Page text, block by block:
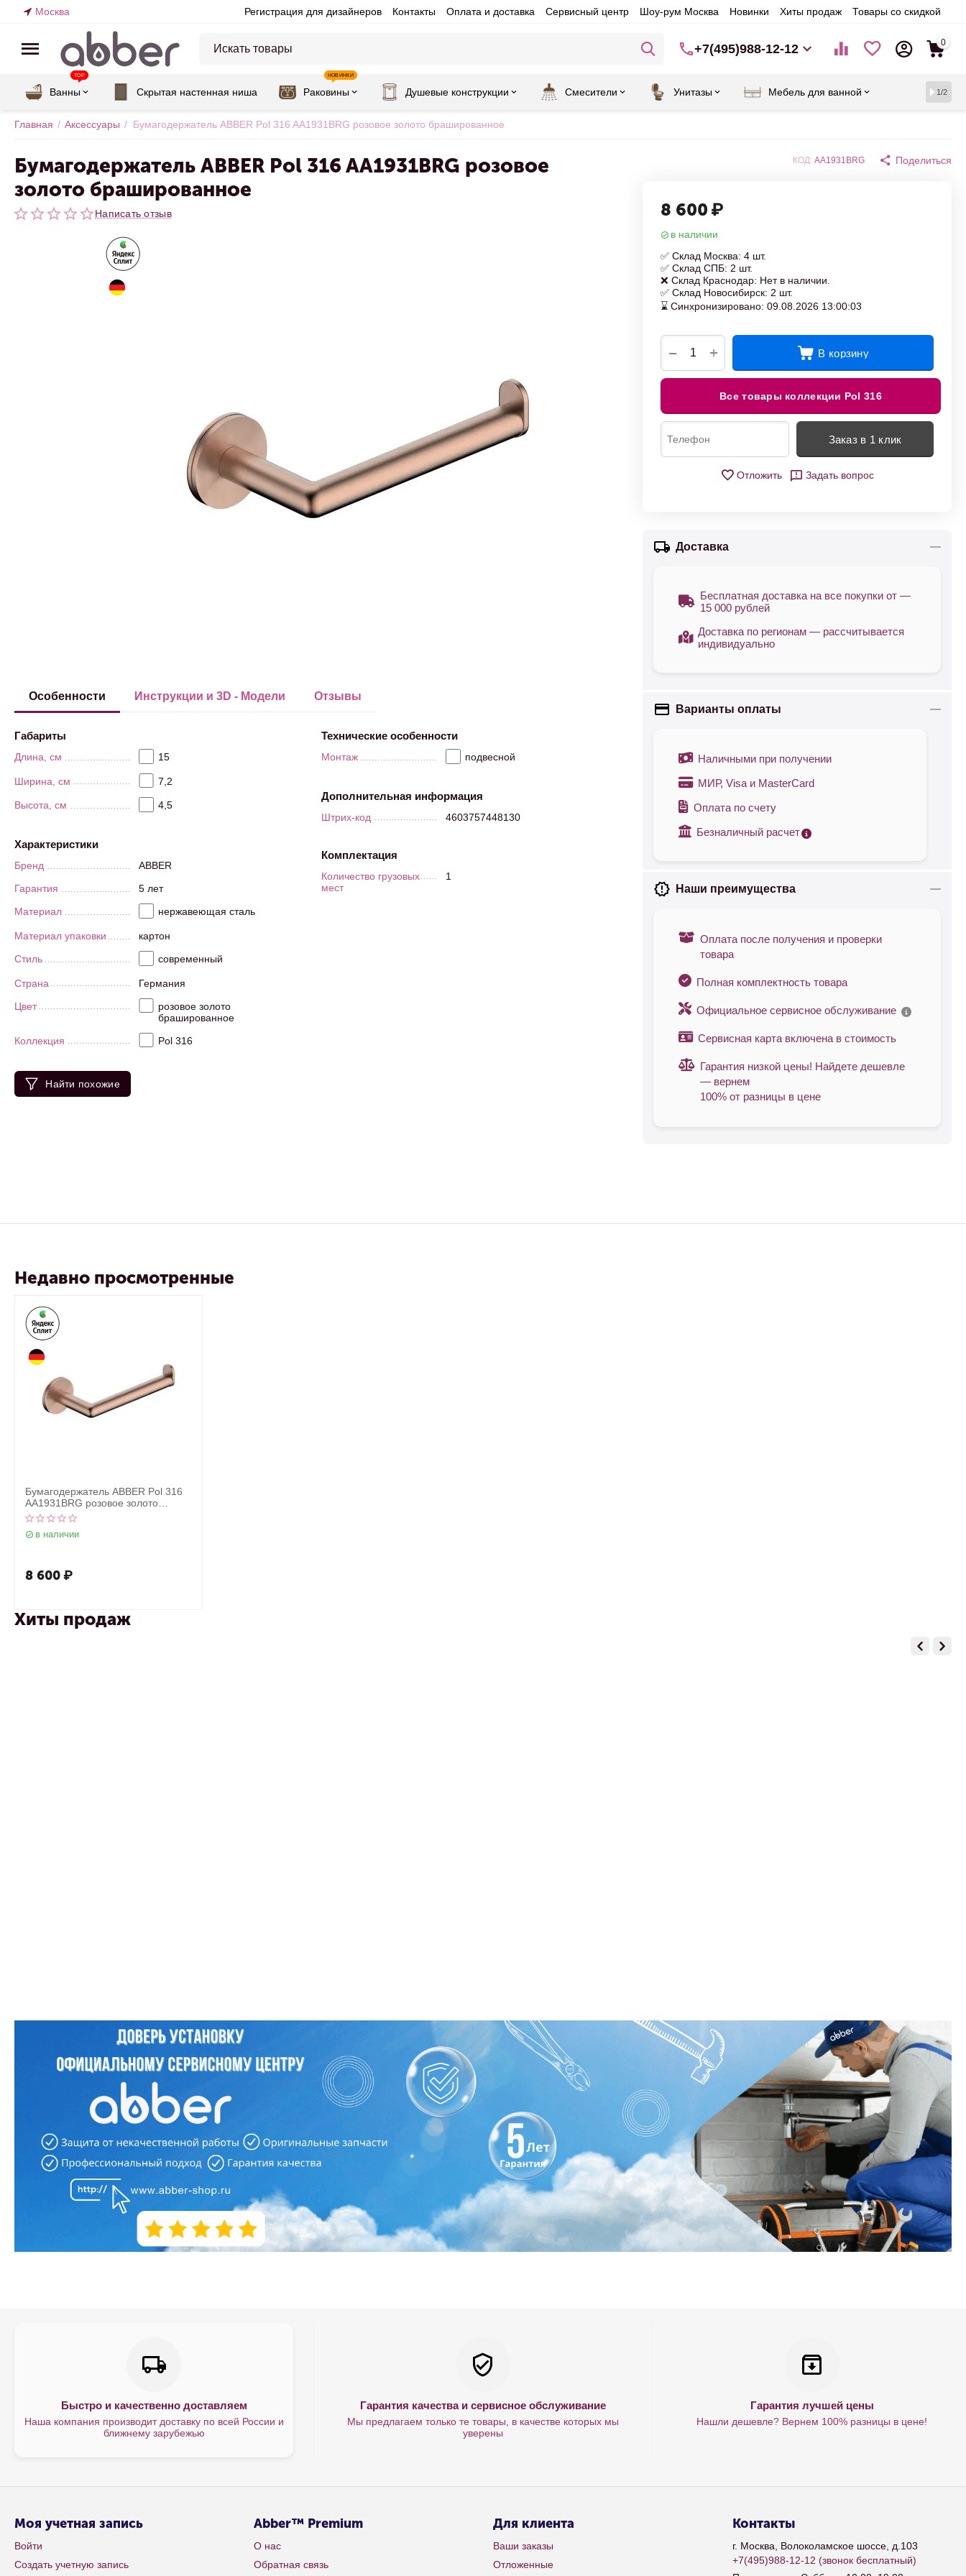
Москва Регистрация для дизайнеров Контакты Оплата и доставка Сервисный центр Шоу-рум Москва Новинки Хиты продаж Товары со скидкой
+7(495)988-12-12 0
Ванны
TOP
Скрытая настенная ниша Раковины
НОВИНКИ
Душевые конструкции Смесители Унитазы Мебель для ванной 1/2
Главная / Аксессуары / Бумагодержатель ABBER Pol 316 AA1931BRG розовое золото брашированное
Бумагодержатель ABBER Pol 316 AA1931BRG розовое
золото брашированное
Написать отзыв
КОД: AA1931BRG Поделиться
8 600 ₽
в наличии
✅ Склад Москва: 4 шт.
✅ Склад СПБ: 2 шт.
❌ Склад Краснодар: Нет в наличии.
✅ Склад Новосибирск: 2 шт.
⌛ Синхронизировано: 09.08.2026 13:00:03
+
− В корзину
Все товары коллекции Pol 316
Заказ в 1 клик
Отложить Задать вопрос
Доставка
Бесплатная доставка на все покупки от —
15 000 рублей
Доставка по регионам — рассчитывается
индивидуально
Варианты оплаты
Наличными при получении
МИР, Visa и MasterCard
Оплата по счету
Безналичный расчет
Наши преимущества
Оплата после получения и проверки
товара
Полная комплектность товара
Официальное сервисное обслуживание
Сервисная карта включена в стоимость
Гарантия низкой цены! Найдете дешевле
— вернем
100% от разницы в цене
Особенности Инструкции и 3D - Модели Отзывы
Габариты
Длина, см 15
Ширина, см 7,2
Высота, см 4,5
Характеристики
Бренд
ABBER
Гарантия
5 лет
Материал
нержавеющая сталь
Материал упаковки
картон
Стиль
современный
Страна
Германия
Цвет
розовое золото
брашированное
Коллекция
Pol 316
Технические особенности
Монтаж подвесной
Дополнительная информация
Штрих-код 4603757448130
Комплектация
Количество грузовых
мест
1
Найти похожие
Недавно просмотренные
Бумагодержатель ABBER Pol 316
AA1931BRG розовое золото
брашированное
в наличии
8 600₽
Хиты продаж
Быстро и качественно доставляем
Наша компания производит доставку по всей России и
ближнему зарубежью
Гарантия качества и сервисное обслуживание
Мы предлагаем только те товары, в качестве которых мы
уверены
Гарантия лучшей цены
Нашли дешевле? Вернем 100% разницы в цене!
Моя учетная запись
Войти
Создать учетную запись
Abber™ Premium
О нас
Обратная связь
Для клиента
Ваши заказы
Отложенные
Контакты
г. Москва, Волоколамское шоссе, д.103
+7(495)988-12-12 (звонок бесплатный)